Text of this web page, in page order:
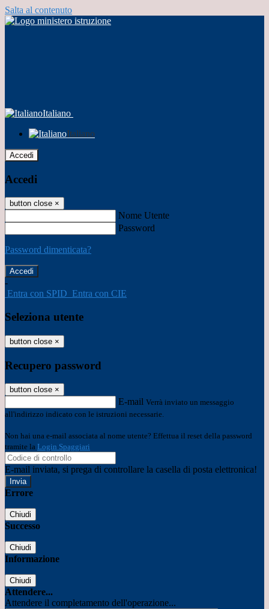
Salta al contenuto
Italiano
Italiano
Accedi
Accedi
button close ×
Nome Utente
Password
Password dimenticata?
-
Entra con SPID Entra con CIE
Seleziona utente
button close ×
Recupero password
button close ×
E-mail Verrà inviato un messaggio
all'indirizzo indicato con le istruzioni necessarie.
Non hai una e-mail associata al nome utente? Effettua il reset della password
tramite la Login Spaggiari
E-mail inviata, si prega di controllare la casella di posta elettronica!
Errore
Chiudi
Successo
Chiudi
Informazione
Chiudi
Attendere...
Attendere il completamento dell'operazione...